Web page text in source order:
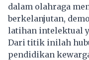
dalam olahraga
berkelanjutan,
latihan intelektual
Dari titik inilah
pendidikan